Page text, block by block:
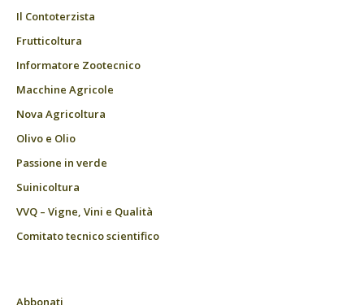
Il Contoterzista
Frutticoltura
Informatore Zootecnico
Macchine Agricole
Nova Agricoltura
Olivo e Olio
Passione in verde
Suinicoltura
VVQ – Vigne, Vini e Qualità
Comitato tecnico scientifico